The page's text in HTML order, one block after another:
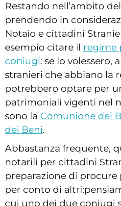
Restando nell’ambito
prendendo in
Notaio e cittadini
esempio citare il regime
coniugi: se lo volessero,
stranieri che abbiano la
potrebbero optare per
patrimoniali vigenti nel
sono la Comunione dei
dei Beni.
Abbastanza frequente,
notarili per cittadini
preparazione di procure
per conto di
cui uno dei due coniugi